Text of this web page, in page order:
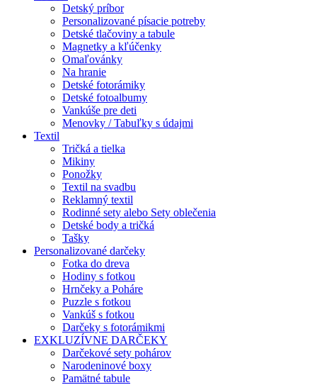
Detský príbor
Personalizované písacie potreby
Detské tlačoviny a tabule
Magnetky a kľúčenky
Omaľovánky
Na hranie
Detské fotorámiky
Detské fotoalbumy
Vankúše pre deti
Menovky / Tabuľky s údajmi
Textil
Tričká a tielka
Mikiny
Ponožky
Textil na svadbu
Reklamný textil
Rodinné sety alebo Sety oblečenia
Detské body a tričká
Tašky
Personalizované darčeky
Fotka do dreva
Hodiny s fotkou
Hrnčeky a Poháre
Puzzle s fotkou
Vankúš s fotkou
Darčeky s fotorámikmi
EXKLUZÍVNE DARČEKY
Darčekové sety pohárov
Narodeninové boxy
Pamätné tabule